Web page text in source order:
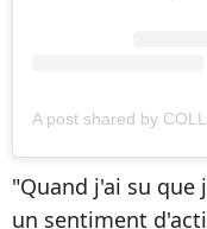
"Quand j'ai su que
un sentiment